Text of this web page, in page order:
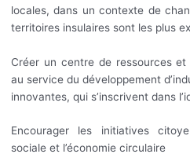
locales, dans un contexte de
territoires insulaires sont les plus
Créer un centre de ressources
au service du développement
innovantes, qui s’inscrivent dans
Encourager les initiatives
sociale et l’économie circulaire